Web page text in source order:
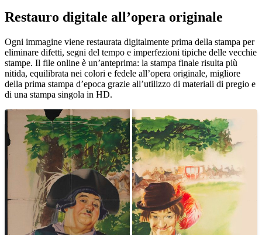
Restauro digitale all’opera originale
Ogni immagine viene restaurata digitalmente prima della stampa per
eliminare difetti, segni del tempo e imperfezioni tipiche delle vecchie
stampe. Il file online è un’anteprima: la stampa finale risulta più
nitida, equilibrata nei colori e fedele all’opera originale, migliore
della prima stampa d’epoca grazie all’utilizzo di materiali di pregio e
di una stampa singola in HD.